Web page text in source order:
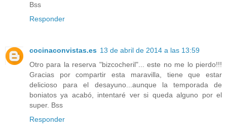
Bss
Responder
cocinaconvistas.es 13 de abril de 2014 a las 13:59
Otro para la reserva "bizcocheril"... este no me lo pierdo!!!
Gracias por compartir esta maravilla, tiene que estar
delicioso para el desayuno...aunque la temporada de
boniatos ya acabó, intentaré ver si queda alguno por el
super. Bss
Responder